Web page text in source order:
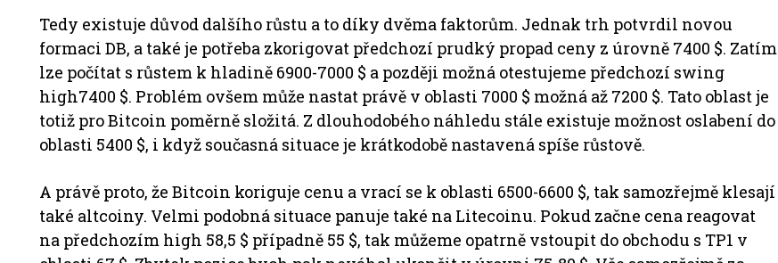
Tedy existuje důvod dalšího růstu a to díky dvěma faktorům. Jednak trh potvrdil novou
formaci DB, a také je potřeba zkorigovat předchozí prudký propad ceny z úrovně 7400 $. Zatím
lze počítat s růstem k hladině 6900-7000 $ a později možná otestujeme předchozí swing
high7400 $. Problém ovšem může nastat právě v oblasti 7000 $ možná až 7200 $. Tato oblast je
totiž pro Bitcoin poměrně složitá. Z dlouhodobého náhledu stále existuje možnost oslabení do
oblasti 5400 $, i když současná situace je krátkodobě nastavená spíše růstově.
A právě proto, že Bitcoin koriguje cenu a vrací se k oblasti 6500-6600 $, tak samozřejmě klesají
také altcoiny. Velmi podobná situace panuje také na Litecoinu. Pokud začne cena reagovat
na předchozím high 58,5 $ případně 55 $, tak můžeme opatrně vstoupit do obchodu s TP1 v